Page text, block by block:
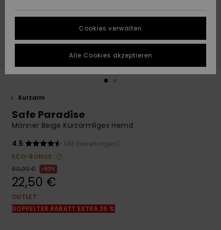
Highlights
Highlights
Starten Sie eine
um die
schnellste
Antwort auf Ihre
erhalten.
Finden Sie
Antworten auf
die häufigsten
Fragen sowie
SHOPS
QUIKSILVER APP
WUNSCHLISTE
Kurzarm
Safe Paradise
Männer Beige Kurzärmliges Hemd
4.5
(43 Bewertungen)
ECO-BONUS
60,00 €
63%
22,50 €
OUTLET
DOPPELTER RABATT EXTRA 25 %
Cookies verwalten
Alle Cookies akzeptieren